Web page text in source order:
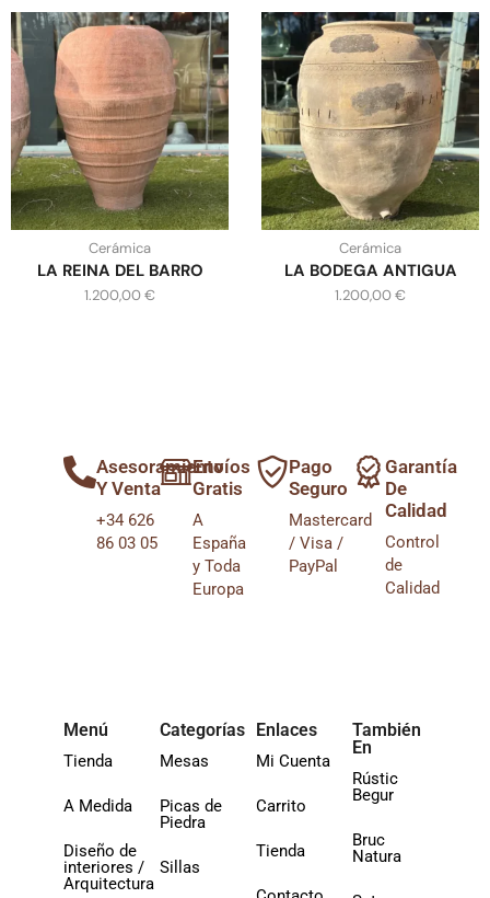
Cerámica
LA REINA DEL BARRO
1.200,00€
Cerámica
LA BODEGA ANTIGUA
1.200,00€
Asesoramiento
Y Venta
+34 626
86 03 05
Envíos
Gratis
A
España
y Toda
Europa
Pago
Seguro
Mastercard
/ Visa /
PayPal
Garantía
De
Calidad
Control
de
Calidad
Menú
Tienda
A Medida
Diseño de
interiores /
Arquitectura
Mesas
Picas de
Piedra
Sillas
Categorías
Mi Cuenta
Carrito
Tienda
Enlaces
Rústic
Begur
Bruc
Natura
También
En